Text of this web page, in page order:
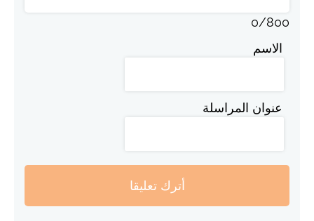
0/800
الاسم
عنوان المراسلة
أترك تعليقا